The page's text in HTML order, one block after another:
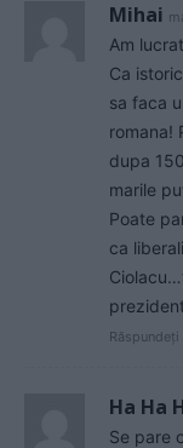
Mihai
Am
Ca
sa faca
romana!
dupa
marile
Poate
ca
Răspundeți
Ha Ha
Se pare